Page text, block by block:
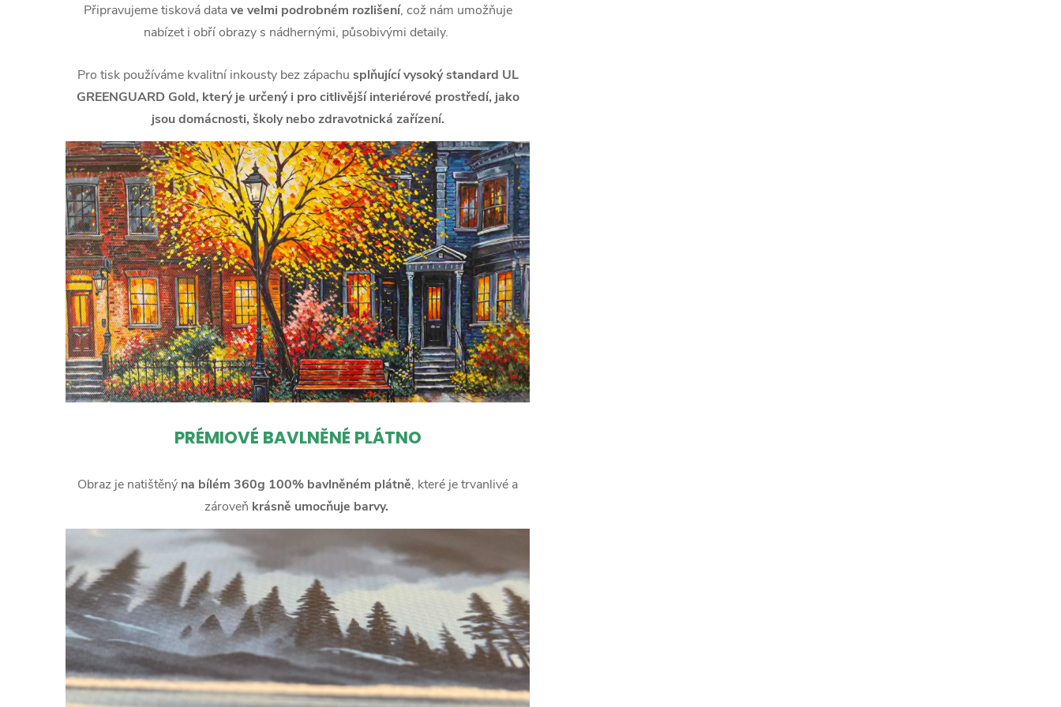
Připravujeme tisková datave velmi podrobném rozlišení, což nám umožňuje
nabízet i obří obrazy s nádhernými, působivými detaily.
Pro tisk používáme kvalitní inkousty bez zápachu splňující vysoký standard UL
GREENGUARD Gold, který je určený i pro citlivější interiérové prostředí, jako
jsou domácnosti, školy nebo zdravotnická zařízení.
PRÉMIOVÉ BAVLNĚNÉ PLÁTNO
Obraz je natištěný na bílém 360g 100% bavlněném plátně, které je trvanlivé a
zároveň krásně umocňuje barvy.